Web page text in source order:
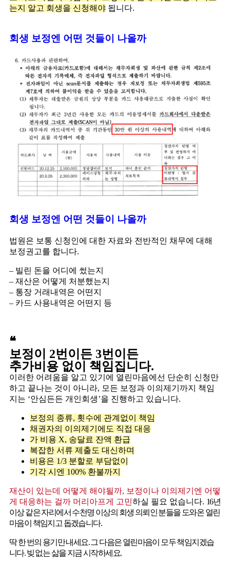
는지 알고 회생을 신청해야 됩니다.
회생 보정엔 어떤 것들이 나올까
회생 보정엔 어떤 것들이 나올까
법원은 보통 신청인에 대한 자료와 전반적인 채무에 대해
보정권고를 합니다.
– 빌린 돈을 어디에 썼는지
– 재산은 어떻게 처분했는지
– 통장 거래내역은 어떤지
– 카드 사용내역은 어떤지 등
❝
보정이 2번이든 3번이든
추가비용 없이 책임집니다.
이러한 어려움을 알고 있기에 열린마음에선 단순히 신청만
하고 끝나는 것이 아니라, 모든 보정과 이의제기까지 책임
지는 ‘안심든든 개인회생’을 진행하고 있습니다.
보정의 종류, 횟수에 관계없이 책임
채권자의 이의제기에도 직접 대응
가 비용 X, 송달료 잔액 환급
복잡한 서류 제출도 대신하며
비용은 1/3 분할로 부담없이
기각 시엔 100% 환불까지
재산이 있는데 어떻게 해야될까, 보정이나 이의제기엔 어떻
게 대응하는 걸까 머리아프게 고민하실 필요 없습니다. 16년
이상 같은 자리에서 수천명 이상의 회생 의뢰인 분들을 도와온 열린
마음이 책임지고 돕겠습니다.
딱 한 번의 용기만 내세요. 그 다음은 열린마음이 모두 책임지겠습
니다. 빚 없는 삶을 지금 시작하세요.